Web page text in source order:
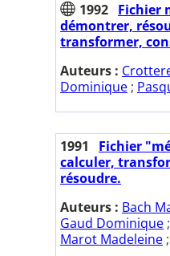
1992 Fichier
démontrer,
transformer,
Auteurs :
Dominique ;
1991
Fichier
calculer,
résoudre.
Auteurs : Bach
Gaud Dominique ;
Marot Madeleine ;